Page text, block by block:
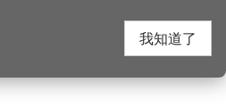
我知道了